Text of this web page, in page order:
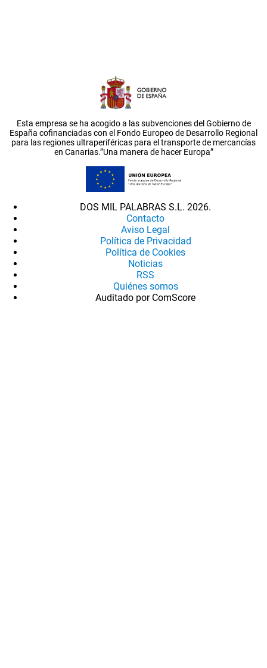
Esta empresa se ha acogido a las subvenciones del Gobierno de
España cofinanciadas con el Fondo Europeo de Desarrollo Regional
para las regiones ultraperiféricas para el transporte de mercancías
en Canarias.”Una manera de hacer Europa”
DOS MIL PALABRAS S.L. 2026.
Contacto
Aviso Legal
Política de Privacidad
Política de Cookies
Noticias
RSS
Quiénes somos
Auditado por ComScore